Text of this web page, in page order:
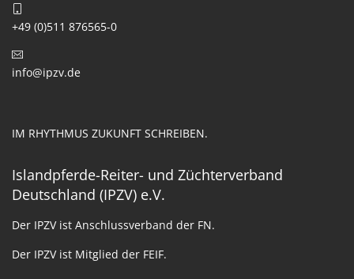
+49 (0)511 876565-0
info@ipzv.de
IM RHYTHMUS ZUKUNFT SCHREIBEN.
Islandpferde-Reiter- und Züchterverband
Deutschland (IPZV) e.V.
Der IPZV ist Anschlussverband der FN.
Der IPZV ist Mitglied der FEIF.